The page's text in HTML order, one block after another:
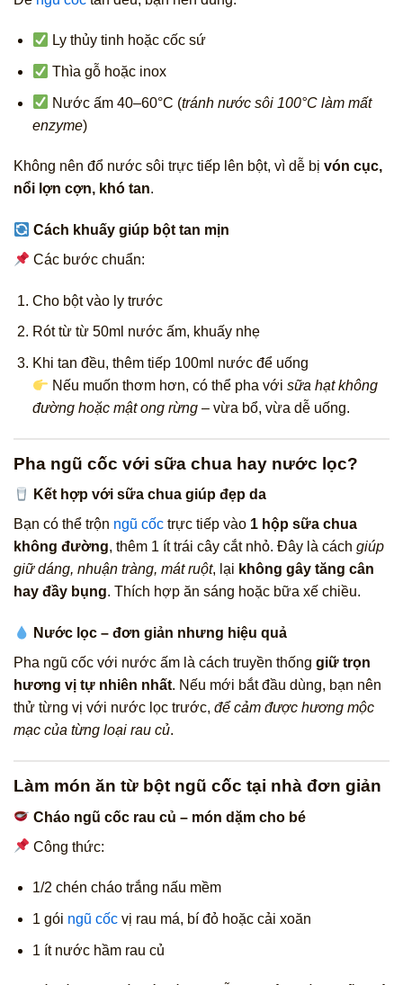
Ly thủy tinh hoặc cốc sứ
Thìa gỗ hoặc inox
Nước ấm 40–60°C (tránh nước sôi 100°C làm mất
enzyme)
Không nên đổ nước sôi trực tiếp lên bột, vì dễ bị vón cục,
nổi lợn cợn, khó tan.
Cách khuấy giúp bột tan mịn
Các bước chuẩn:
Cho bột vào ly trước
Rót từ từ 50ml nước ấm, khuấy nhẹ
Khi tan đều, thêm tiếp 100ml nước để uống
Nếu muốn thơm hơn, có thể pha vớisữa hạt không
đường hoặc mật ong rừng– vừa bổ, vừa dễ uống.
Pha ngũ cốc với sữa chua hay nước lọc?
Kết hợp với sữa chua giúp đẹp da
Bạn có thể trộn ngũ cốc trực tiếp vào 1 hộp sữa chua
không đường, thêm 1 ít trái cây cắt nhỏ. Đây là cách giúp
giữ dáng, nhuận tràng, mát ruột, lại không gây tăng cân
hay đầy bụng. Thích hợp ăn sáng hoặc bữa xế chiều.
Nước lọc – đơn giản nhưng hiệu quả
Pha ngũ cốc với nước ấm là cách truyền thống giữ trọn
hương vị tự nhiên nhất. Nếu mới bắt đầu dùng, bạn nên
thử từng vị với nước lọc trước, để cảm được hương mộc
mạc của từng loại rau củ.
Làm món ăn từ bột ngũ cốc tại nhà đơn giản
Cháo ngũ cốc rau củ – món dặm cho bé
Công thức:
1/2 chén cháo trắng nấu mềm
1 gói ngũ cốcvị rau má, bí đỏ hoặc cải xoăn
1 ít nước hầm rau củ